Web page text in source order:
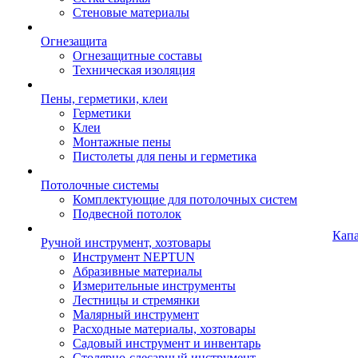
Стеновые материалы
Огнезащита
Огнезащитные составы
Техническая изоляция
Пены, герметики, клеи
Герметики
Клеи
Монтажные пены
Пистолеты для пены и герметика
Потолочные системы
Комплектующие для потолочных систем
Подвесной потолок
Ручной инструмент, хозтовары
Инструмент NEPTUN
Абразивные материалы
Измерительные инструменты
Лестницы и стремянки
Малярный инструмент
Расходные материалы, хозтовары
Садовый инструмент и инвентарь